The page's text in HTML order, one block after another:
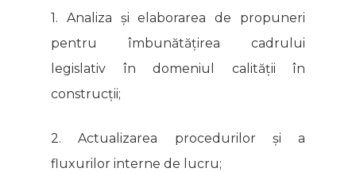
1. Analiza și elaborarea de propuneri
pentru îmbunătățirea cadrului
legislativ în domeniul calității în
construcții;
2. Actualizarea procedurilor și a
fluxurilor interne de lucru;